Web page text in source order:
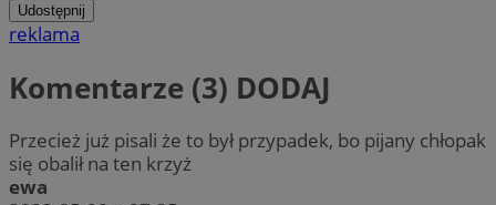
Udostępnij
reklama
Komentarze (3) DODAJ
Przecież już pisali że to był przypadek, bo pijany chłopak
się obalił na ten krzyż
ewa